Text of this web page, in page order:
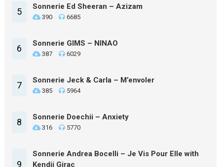
5 Sonnerie Ed Sheeran – Azizam
390 6685
6 Sonnerie GIMS – NINAO
387 6029
7 Sonnerie Jeck & Carla – M’envoler
385 5964
8 Sonnerie Doechii – Anxiety
316 5770
9
Sonnerie Andrea Bocelli – Je Vis Pour Elle with
Kendji Girac